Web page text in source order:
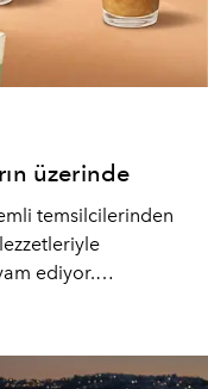
üzerinde
temsilcilerinden
ediyor.
Beverage çeşitleri